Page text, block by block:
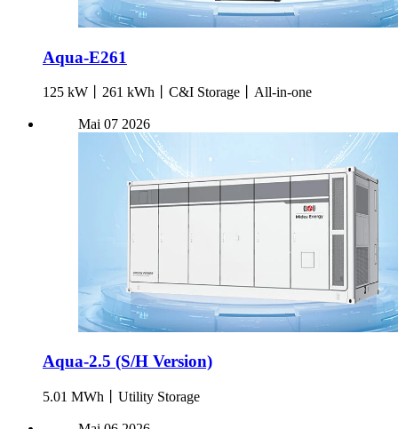
Aqua-E261
125 kW丨261 kWh丨C&I Storage丨All-in-one
Mai 07 2026
Aqua-2.5 (S/H Version)
5.01 MWh丨Utility Storage